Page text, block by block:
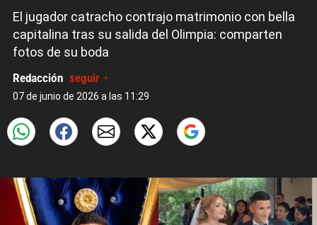
El jugador catracho contrajo matrimonio con bella
capitalina tras su salida del Olimpia: comparten
fotos de su boda
Redacción seguir +
07 de junio de 2026 a las 11:29